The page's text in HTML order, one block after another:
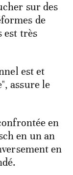
sur des
de
est très
est et
assure le
en
en un an
en